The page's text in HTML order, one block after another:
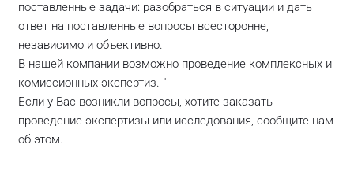
поставленные задачи: разобраться в ситуации и дать
ответ на поставленные вопросы всесторонне,
независимо и объективно.
В нашей компании возможно проведение комплексных и
комиссионных экспертиз. "
Если у Вас возникли вопросы, хотите заказать
проведение экспертизы или исследования, сообщите нам
об этом.